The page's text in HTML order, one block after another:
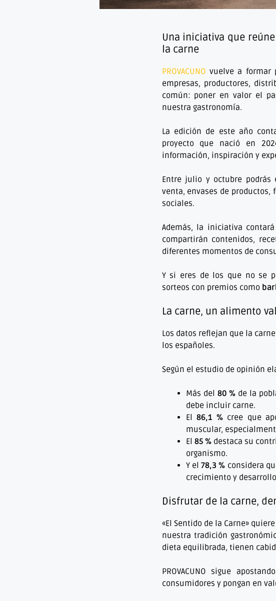
Una iniciativa que
la carne
PROVACUNO vuelve a formar
empresas, productores,
común: poner en valor el
nuestra gastronomía.
La edición de este año
proyecto que nació en
información, inspiración y
Entre julio y octubre podrás
venta, envases de
sociales.
Además, la iniciativa
compartirán contenidos,
diferentes momentos de
Y si eres de los que no se
sorteos con premios como
La carne, un alimento
Los datos reflejan que la
los españoles.
Según el estudio de opinión
Más del 80 %de la
debe incluir carne.
El86,1 %cree que
muscular,
El 85 %destaca su
organismo.
Y el78,3 % considera
crecimiento y
Disfrutar de la carne,
«El Sentido de la Carne»
nuestra tradición
dieta equilibrada, tienen
PROVACUNO sigue
consumidores y pongan en